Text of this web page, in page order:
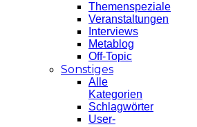
Themenspeziale
Veranstaltungen
Interviews
Metablog
Off-Topic
Sonstiges
Alle
Kategorien
Schlagwörter
User-